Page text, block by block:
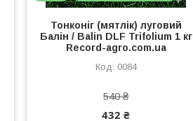
Тонконіг (мятлік) луговий
Балін / Balin DLF Trifolium 1 кг
Record-agro.com.ua
0084
540 ₴
432 ₴